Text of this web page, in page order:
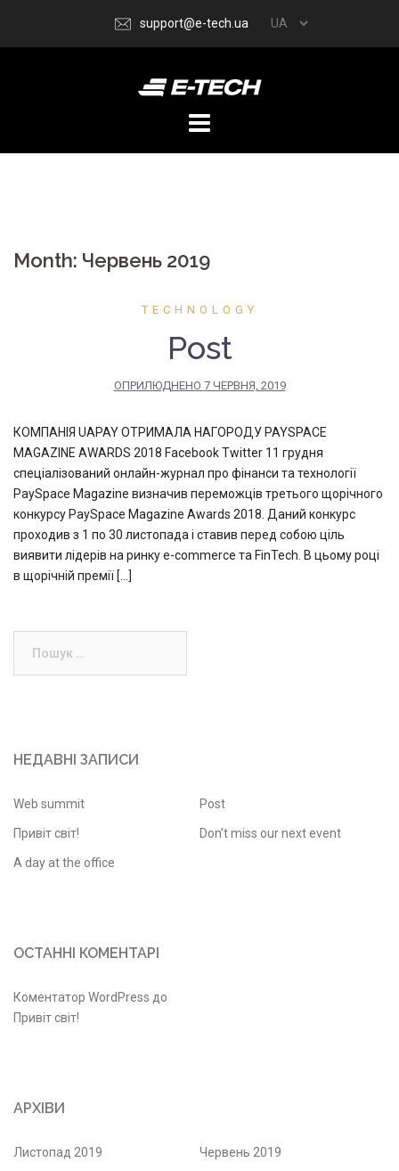
вмісту
support@e-tech.ua
Month: Червень 2019
TECHNOLOGY
Post
ОПРИЛЮДНЕНО 7 ЧЕРВНЯ, 2019
КОМПАНІЯ UAPAY ОТРИМАЛА НАГОРОДУ PAYSPACE
MAGAZINE AWARDS 2018 Facebook Twitter 11 грудня
спеціалізований онлайн-журнал про фінанси та технології
PaySpace Magazine визначив переможців третього щорічного
конкурсу PaySpace Magazine Awards 2018. Даний конкурс
проходив з 1 по 30 листопада і ставив перед собою ціль
виявити лідерів на ринку e-commerce та FinTech. В цьому році
в щорічній премії […]
НЕДАВНІ ЗАПИСИ
Web summit Post
Привіт світ! Don’t miss our next event
A day at the office
ОСТАННІ КОМЕНТАРІ
Коментатор WordPress до
Привіт світ!
АРХІВИ
Листопад 2019 Червень 2019